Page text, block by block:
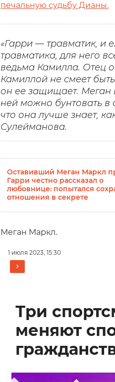
печальную судьбу Дианы.
«Гарри — травматик, и
травматика, для него
ведьма Камилла. Отец
Камиллой не смеет
он ее защищает. Меган
ней можно бунтовать в
что она лучше знает,
Сулейманова.
Оставивший Меган Маркл
Гарри честно рассказал о
любовнице: попытался
отношения в секрете
Меган Маркл.
1 июля 2023, 15:30
Три
меняют